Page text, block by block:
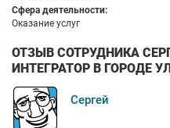
Сфера деятельности:
Оказание услуг
ОТЗЫВ СОТРУДНИКА
ИНТЕГРАТОР В ГОРОДЕ
Сергей